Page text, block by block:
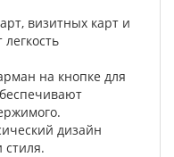
визитных карт и
на кнопке для
дизайн
стиля.